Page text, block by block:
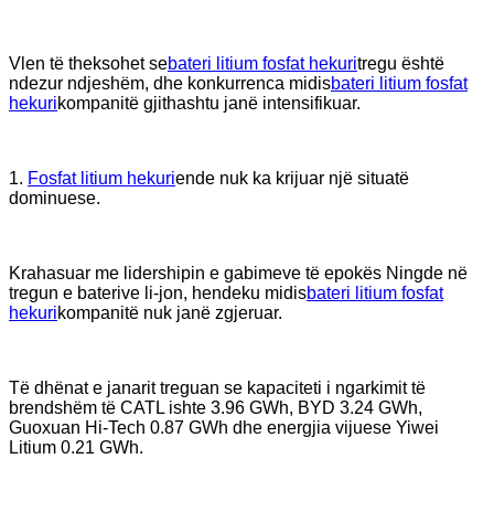
Vlen të theksohet sebateri litium fosfat hekuritregu është
ndezur ndjeshëm, dhe konkurrenca midisbateri litium fosfat
hekurikompanitë gjithashtu janë intensifikuar.
1. Fosfat litium hekuriende nuk ka krijuar një situatë
dominuese.
Krahasuar me lidershipin e gabimeve të epokës Ningde në
tregun e baterive li-jon, hendeku midisbateri litium fosfat
hekurikompanitë nuk janë zgjeruar.
Të dhënat e janarit treguan se kapaciteti i ngarkimit të
brendshëm të CATL ishte 3.96 GWh, BYD 3.24 GWh,
Guoxuan Hi-Tech 0.87 GWh dhe energjia vijuese Yiwei
Litium 0.21 GWh.